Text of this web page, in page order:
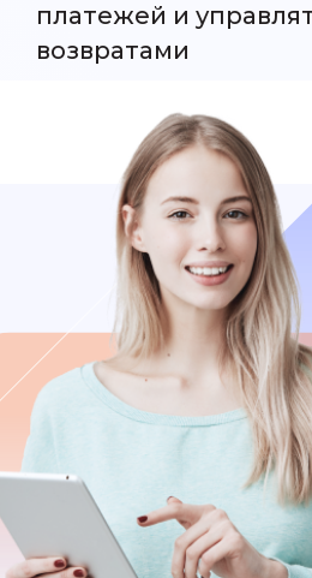
платежей и
возвратами